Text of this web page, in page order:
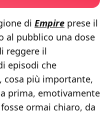
di Empire prese il
al pubblico una dose
reggere il
episodi che
cosa più importante,
prima, emotivamente
ormai chiaro, da